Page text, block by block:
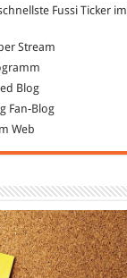
Fussi Ticker im
Stream
Blog
Fan-Blog
Web